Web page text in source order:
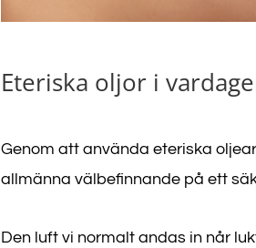
Eteriska oljor i
Genom att använda eteriska
allmänna välbefinnande på ett
Den luft vi normalt andas in når